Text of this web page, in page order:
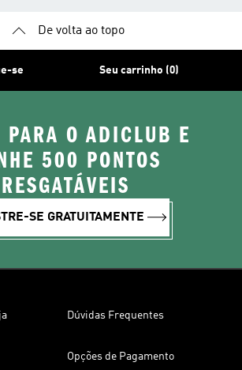
De volta ao topo
se Seu carrinho (0)
PARA O ADICLUB E
500 PONTOS
RESGATÁVEIS
SE GRATUITAMENTE
Dúvidas Frequentes
Opções de Pagamento